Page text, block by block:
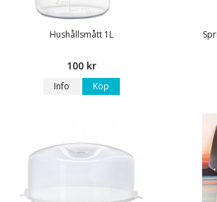
Hushållsmått 1L
100 kr
Info Köp